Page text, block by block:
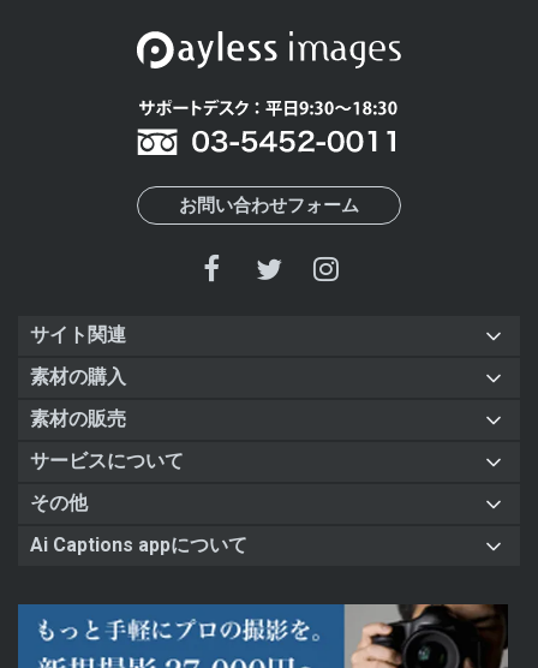
お問い合わせフォーム
サイト関連
素材の購入
素材の販売
サービスについて
その他
Ai Captions appについて